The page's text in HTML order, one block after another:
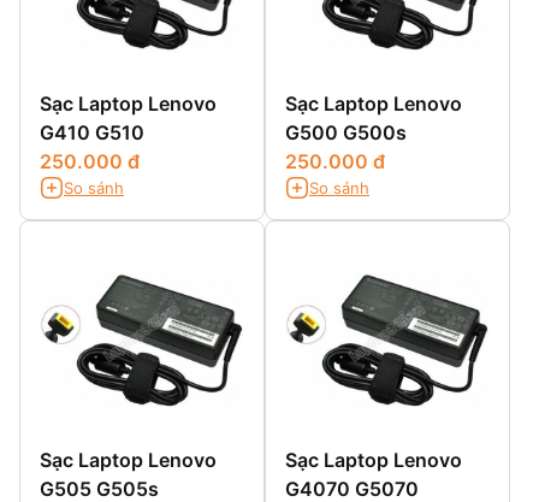
Sạc Laptop Lenovo
G410 G510
250.000 đ
So sánh
Sạc Laptop Lenovo
G500 G500s
250.000 đ
So sánh
Sạc Laptop Lenovo
G505 G505s
Sạc Laptop Lenovo
G4070 G5070